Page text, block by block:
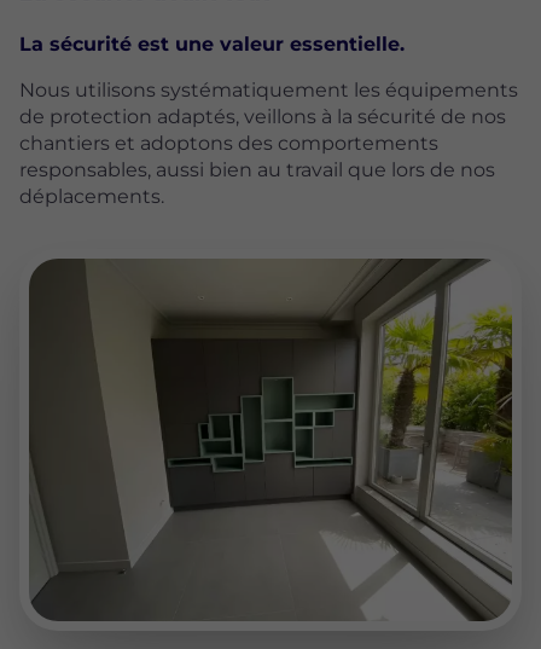
La sécurité est une valeur essentielle.
Nous utilisons systématiquement les équipements
de protection adaptés, veillons à la sécurité de nos
chantiers et adoptons des comportements
responsables, aussi bien au travail que lors de nos
déplacements.